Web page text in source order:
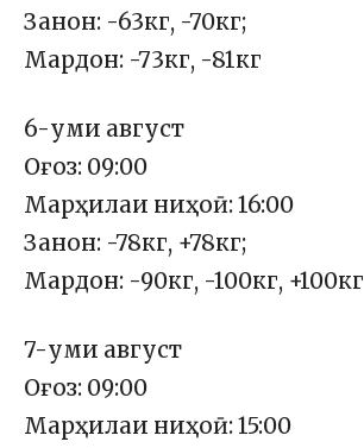
Занон: -63кг, -70кг;
Мардон: -73кг, -81кг
6-уми август
Оғоз: 09:00
Марҳилаи ниҳоӣ: 16:00
Занон: -78кг, +78кг;
Мардон: -90кг, -100кг, +100кг
7-уми август
Оғоз: 09:00
Марҳилаи ниҳоӣ: 15:00